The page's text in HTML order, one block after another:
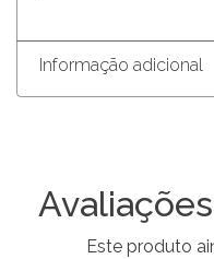
Informação adicional
Avaliações
Este produto